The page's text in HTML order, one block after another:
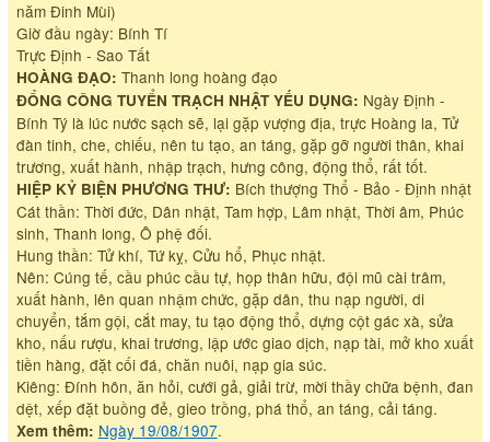
năm Đinh Mùi)
Giờ đầu ngày: Bính Tí
Trực Định - Sao Tất
HOÀNG ĐẠO: Thanh long hoàng đạo
ĐỔNG CÔNG TUYỂN TRẠCH NHẬT YẾU DỤNG: Ngày Định -
Bính Tý là lúc nước sạch sẽ, lại gặp vượng địa, trực Hoàng la, Tử
đàn tinh, che, chiếu, nên tu tạo, an táng, gặp gỡ người thân, khai
trương, xuất hành, nhập trạch, hưng công, động thổ, rất tốt.
HIỆP KỶ BIỆN PHƯƠNG THƯ: Bích thượng Thổ - Bảo - Định nhật
Cát thần: Thời đức, Dân nhật, Tam hợp, Lâm nhật, Thời âm, Phúc
sinh, Thanh long, Ô phệ đối.
Hung thần: Tử khí, Tứ kỵ, Cửu hổ, Phục nhật.
Nên: Cúng tế, cầu phúc cầu tự, họp thân hữu, đội mũ cài trâm,
xuất hành, lên quan nhậm chức, gặp dân, thu nạp người, di
chuyển, tắm gội, cắt may, tu tạo động thổ, dựng cột gác xà, sửa
kho, nấu rượu, khai trương, lập ước giao dịch, nạp tài, mở kho xuất
tiền hàng, đặt cối đá, chăn nuôi, nạp gia súc.
Kiêng: Đính hôn, ăn hỏi, cưới gả, giải trừ, mời thầy chữa bệnh, đan
dệt, xếp đặt buồng đẻ, gieo trồng, phá thổ, an táng, cải táng.
Xem thêm: Ngày 19/08/1907.